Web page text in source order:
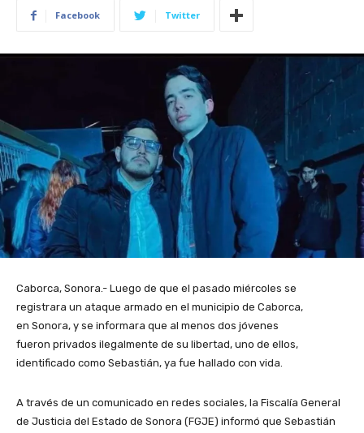
Facebook Twitter
Caborca, Sonora.- Luego de que el pasado miércoles se
registrara un ataque armado en el municipio de Caborca,
en Sonora, y se informara que al menos dos jóvenes
fueron privados ilegalmente de su libertad, uno de ellos,
identificado como Sebastián, ya fue hallado con vida.
A través de un comunicado en redes sociales, la Fiscalía General
de Justicia del Estado de Sonora (FGJE) informó que Sebastián